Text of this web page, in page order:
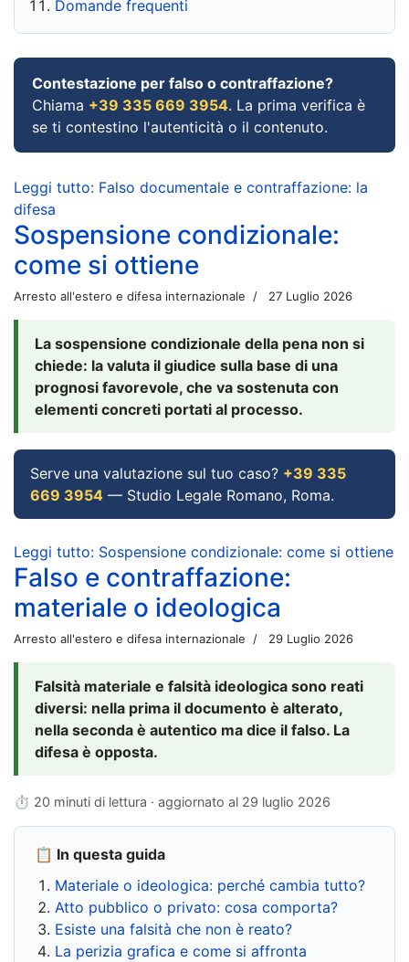
Domande frequenti
Contestazione per falso o contraffazione?
Chiama +39 335 669 3954. La prima verifica è
se ti contestino l'autenticità o il contenuto.
Leggi tutto: Falso documentale e contraffazione: la
difesa
Sospensione condizionale:
come si ottiene
Arresto all'estero e difesa internazionale 27 Luglio 2026
La sospensione condizionale della pena non si
chiede: la valuta il giudice sulla base di una
prognosi favorevole, che va sostenuta con
elementi concreti portati al processo.
Serve una valutazione sul tuo caso? +39 335
669 3954 — Studio Legale Romano, Roma.
Leggi tutto: Sospensione condizionale: come si ottiene
Falso e contraffazione:
materiale o ideologica
Arresto all'estero e difesa internazionale 29 Luglio 2026
Falsità materiale e falsità ideologica sono reati
diversi: nella prima il documento è alterato,
nella seconda è autentico ma dice il falso. La
difesa è opposta.
⏱ 20 minuti di lettura · aggiornato al 29 luglio 2026
📋 In questa guida
Materiale o ideologica: perché cambia tutto?
Atto pubblico o privato: cosa comporta?
Esiste una falsità che non è reato?
La perizia grafica e come si affronta